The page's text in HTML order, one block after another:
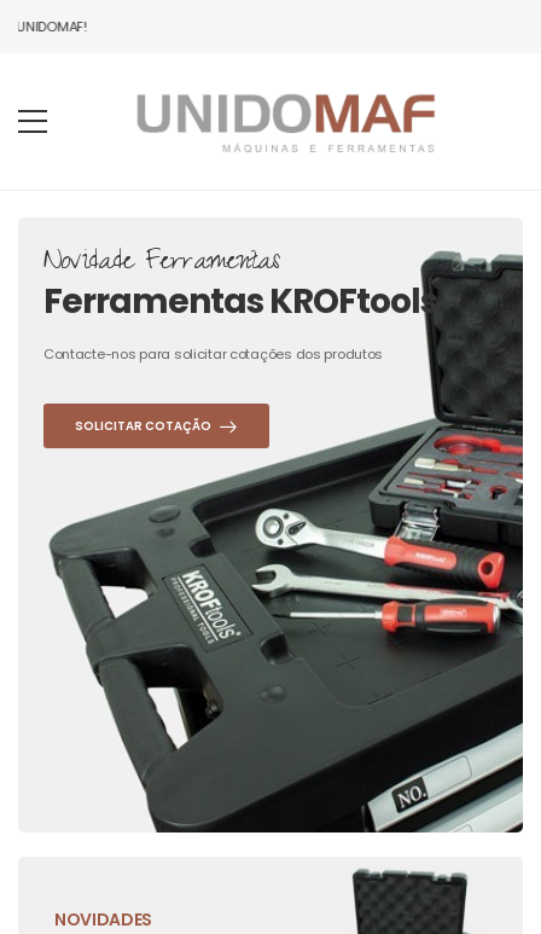
UNIDOMAF!
Novidade Ferramentas
Ferramentas KROFtools
Contacte-nos para solicitar cotações dos produtos
SOLICITAR COTAÇÃO
NOVIDADES